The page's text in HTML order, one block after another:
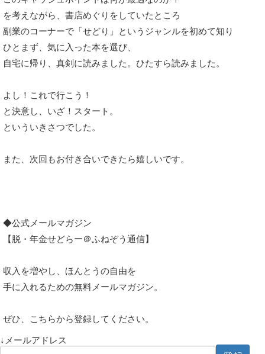
を考えながら、書店めぐりをしていたところ
副業のコーナーで「せどり」というジャンルを初めて知り
ひとまず、気に入った本を選び、
自宅に帰り、真剣に読みました。ひたすら読みました。
よし！これで行こう！
と決意し、いざ！スタート。
といういきさつでした。
また、次回もお付き合いできたら嬉しいです。
◆公式メールマガジン
【脱・年金せどらー＠ふねぞう通信】
収入を増やし、ほんとうの自由を
手に入れるための無料メールマガジン。
ぜひ、こちらから登録してください。
↓メールアドレス